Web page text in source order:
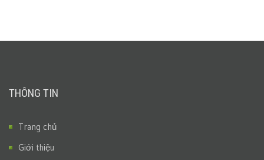
THÔNG TIN
Trang chủ
Giới thiệu